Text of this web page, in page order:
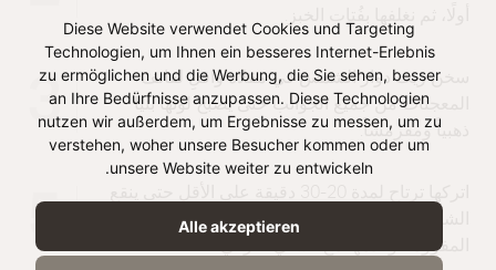
Diese Website verwendet Cookies und Targeting
Technologien, um Ihnen ein besseres Internet-Erlebnis
zu ermöglichen und die Werbung, die Sie sehen, besser
an Ihre Bedürfnisse anzupassen. Diese Technologien
nutzen wir außerdem, um Ergebnisse zu messen, um zu
verstehen, woher unsere Besucher kommen oder um
unsere Website weiter zu entwickeln.
Alle akzeptieren
3
سخن زيت دوار الشمس في مقلاة واقلِ لفائف
المعجنات من جميع الجوانب حتى يصبح لونها بنياً
ذهبياً ومقرمشاً.
5
الشراب قليلاً. إذا رغبت في ذلك، زين بالمكسرات
المفرومة وقدمها مع الشاي التركي.